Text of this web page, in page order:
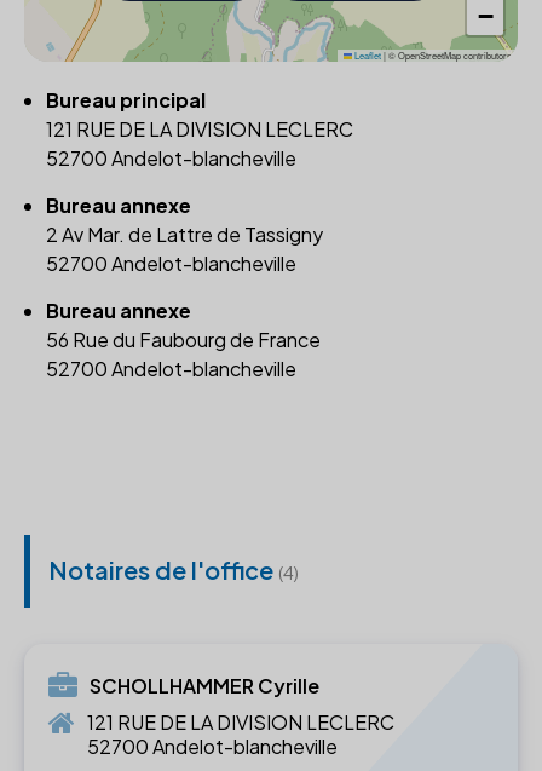
−
Leaflet|© OpenStreetMap contributors
Bureau principal
121 RUE DE LA DIVISION LECLERC
52700 Andelot-blancheville
Bureau annexe
2 Av Mar. de Lattre de Tassigny
52700 Andelot-blancheville
Bureau annexe
56 Rue du Faubourg de France
52700 Andelot-blancheville
Notaires de l'office (4)
SCHOLLHAMMER Cyrille
121 RUE DE LA DIVISION LECLERC
52700 Andelot-blancheville